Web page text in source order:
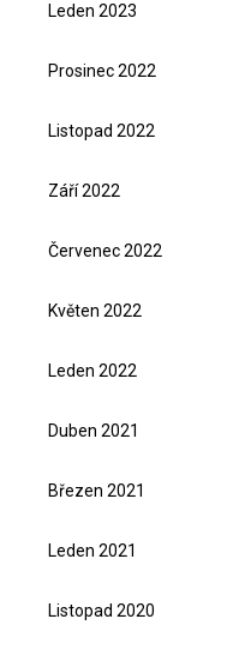
Leden 2023
Prosinec 2022
Listopad 2022
Září 2022
Červenec 2022
Květen 2022
Leden 2022
Duben 2021
Březen 2021
Leden 2021
Listopad 2020